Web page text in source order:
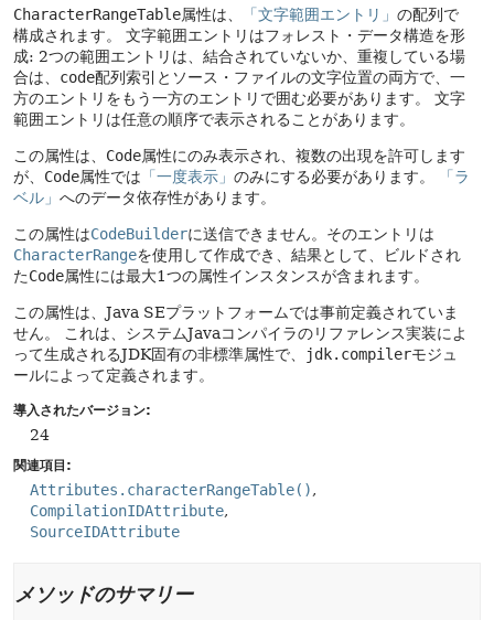
CharacterRangeTable属性は、 「文字範囲エントリ」 の配列で
構成されます。
文字範囲エントリはフォレスト・データ構造を形
成: 2つの範囲エントリは、結合されていないか、重複している場
合は、 code配列索引とソース・ファイルの文字位置の両方で、一
方のエントリをもう一方のエントリで囲む必要があります。
文字
範囲エントリは任意の順序で表示されることがあります。
この属性は、 Code属性にのみ表示され、複数の出現を許可します
が、 Code属性では 「一度表示」 のみにする必要があります。
「ラ
ベル」 へのデータ依存性があります。
この属性はCodeBuilderに送信できません。そのエントリは
CharacterRangeを使用して作成でき、結果として、ビルドされ
たCode属性には最大1つの属性インスタンスが含まれます。
この属性は、Java SEプラットフォームでは事前定義されていま
せん。
これは、システムJavaコンパイラのリファレンス実装によ
って生成されるJDK固有の非標準属性で、
jdk.compilerモジュ
ールによって定義されます。
導入されたバージョン:
24
関連項目:
Attributes.characterRangeTable()
CompilationIDAttribute
SourceIDAttribute
メソッドのサマリー